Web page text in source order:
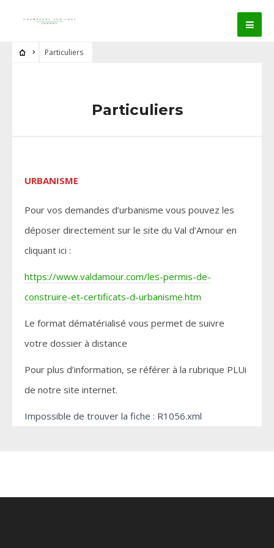
Particuliers
Particuliers
URBANISME
Pour vos demandes d’urbanisme vous pouvez les
déposer directement sur le site du Val d’Amour en
cliquant ici :
https://www.valdamour.com/les-permis-de-
construire-et-certificats-d-urbanisme.htm
Le format dématérialisé vous permet de suivre
votre dossier à distance
Pour plus d’information, se référer à la rubrique PLUi
de notre site internet.
Impossible de trouver la fiche : R1056.xml